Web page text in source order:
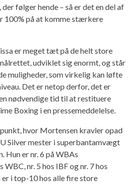
følger hende – så er det en del af
100% på at komme stærkere
er meget tæt på de helt store
udviklet sig enormt, og står
muligheder, som virkelig kan løfte
Det er netop derfor, det er
nødvendige tid til at restituere
Boxing i en pressemeddelelse.
hvor Mortensen kravler opad
Silver mester i superbantamvægt
er nr. 6 på WBAs
WBC, nr. 5 hos IBF og nr. 7 hos
i top-10 hos alle fire store